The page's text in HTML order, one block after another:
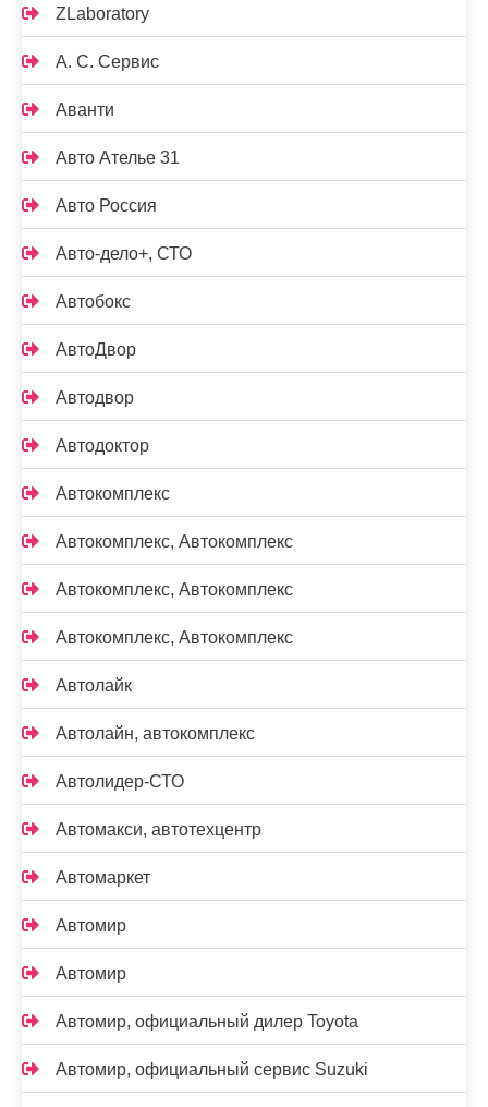
ZLaboratory
А. С. Сервис
Аванти
Авто Ателье 31
Авто Россия
Авто-дело+, СТО
Автобокс
АвтоДвор
Автодвор
Автодоктор
Автокомплекс
Автокомплекс, Автокомплекс
Автокомплекс, Автокомплекс
Автокомплекс, Автокомплекс
Автолайк
Автолайн, автокомплекс
Автолидер-СТО
Автомакси, автотехцентр
Автомаркет
Автомир
Автомир
Автомир, официальный дилер Toyota
Автомир, официальный сервис Suzuki